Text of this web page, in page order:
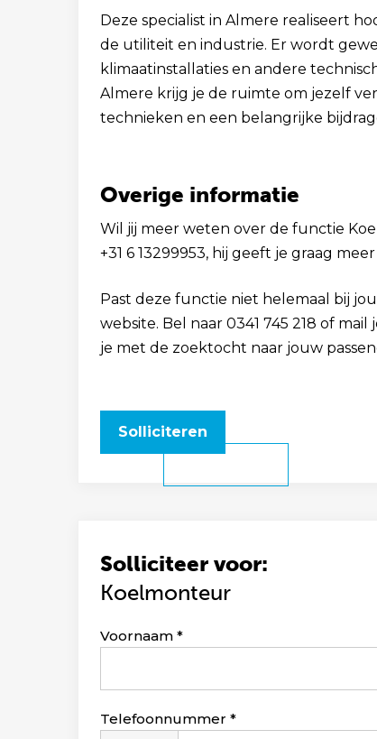
Deze specialist in Almere realiseert
de utiliteit en industrie. Er wordt
klimaatinstallaties en andere
Almere krijg je de ruimte om jezelf
technieken en een belangrijke
Overige informatie
Wil jij meer weten over de functie
+31 6 13299953, hij geeft je graag
Past deze functie niet helemaal bij
website. Bel naar 0341 745 218 of
je met de zoektocht naar jouw
Solliciteren
Solliciteer voor:
Koelmonteur
Leave
Voornaam
Telefoonnummer